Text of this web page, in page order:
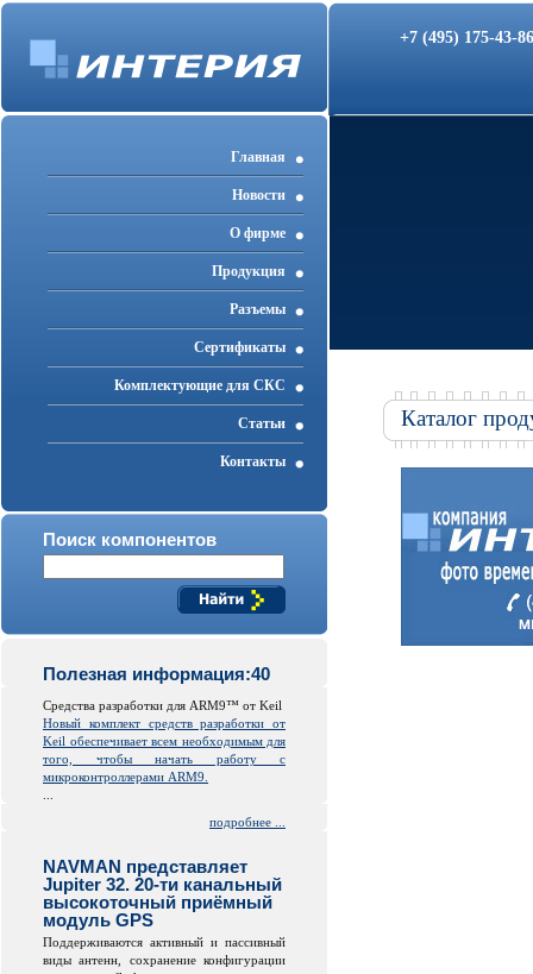
+7 (495) 175-43-
Главная
Новости
О фирме
Продукция
Разъемы
Cертификаты
Комплектующие для СКС
Статьи
Контакты
Поиск компонентов
Полезная информация:40
Средства разработки для ARM9™ от Keil
Новый комплект средств разработки от
Keil обеспечивает всем необходимым для
того, чтобы начать работу с
микроконтроллерами ARM9.
подробнее ...
NAVMAN представляет
Jupiter 32. 20-ти канальный
высокоточный приёмный
модуль GPS
Поддерживаются активный и пассивный
виды антенн, сохранение конфигурации
Каталог